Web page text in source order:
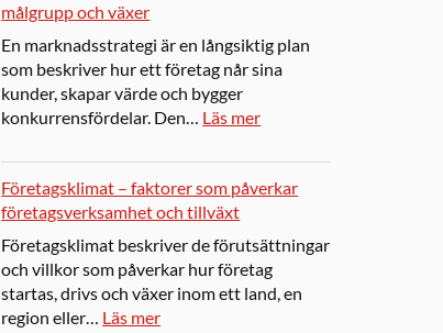
målgrupp och växer
En marknadsstrategi är en långsiktig plan
som beskriver hur ett företag når sina
kunder, skapar värde och bygger
konkurrensfördelar. Den… Läs mer
Företagsklimat – faktorer som påverkar
företagsverksamhet och tillväxt
Företagsklimat beskriver de förutsättningar
och villkor som påverkar hur företag
startas, drivs och växer inom ett land, en
region eller… Läs mer